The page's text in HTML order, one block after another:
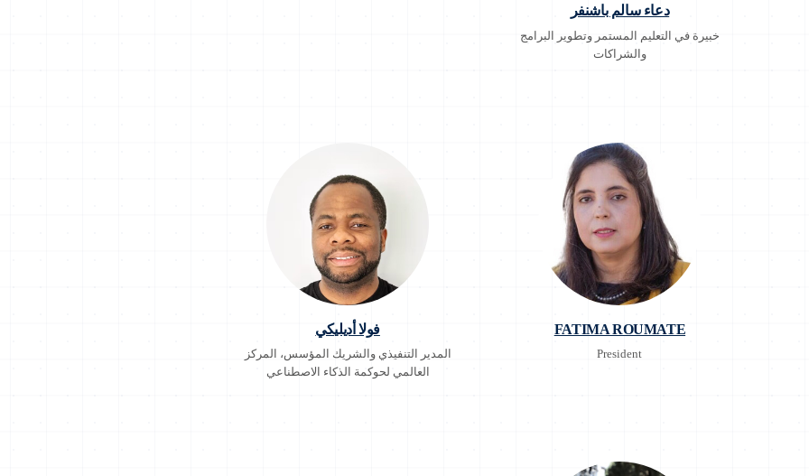
دعاء سالم باشنفر
خبيرة في التعليم المستمر وتطوير البرامج
والشراكات
FATIMA ROUMATE
President
فولا أديليكي
المدير التنفيذي والشريك المؤسس، المركز
العالمي لحوكمة الذكاء الاصطناعي